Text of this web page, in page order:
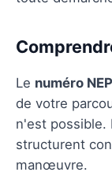
Le numéro
de votre
n'est possible.
structurent
manœuvre.